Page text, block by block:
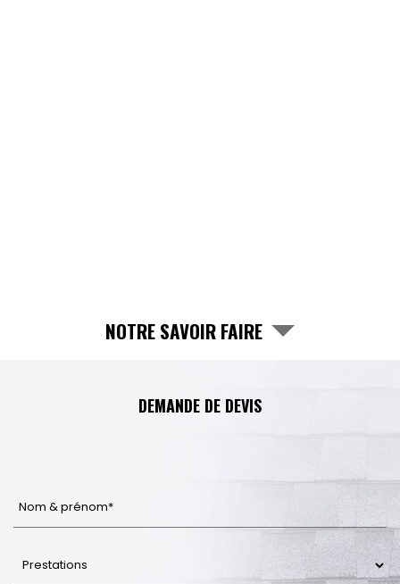
NOTRE SAVOIR FAIRE
DEMANDE DE DEVIS